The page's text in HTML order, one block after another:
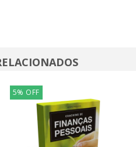
5% OFF